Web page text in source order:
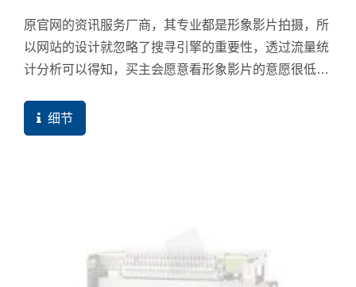
原官网的资讯服务厂商，其专业都是形象影片拍摄，所
以网站的设计就忽略了搜寻引擎的重要性，透过流量统
计分析可以得知，买主会愿意看形象影片的意愿很低，
看，但形象影片的费用却要让企业付出相当相当的多，
而最常浏览形象影片的使用者竟然大多都是自己企业内
细节